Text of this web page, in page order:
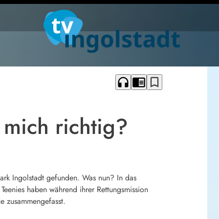
headphones chrome_reader_mode bookmark_border
richtig?
Ingolstadt gefunden. Was nun? In das
haben während ihrer Rettungsmission